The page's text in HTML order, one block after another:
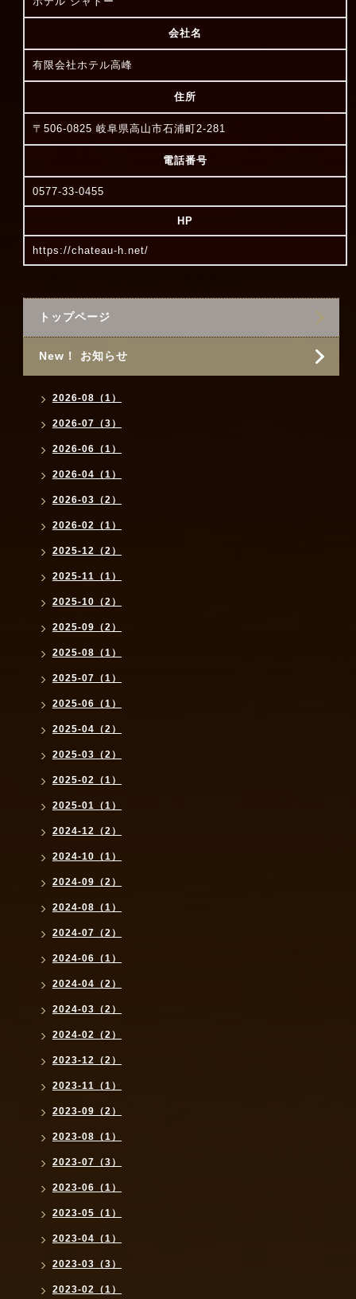
会社名
有限会社ホテル高峰
住所
〒506-0825 岐阜県高山市石浦町2-281
電話番号
0577-33-0455
HP
https://chateau-h.net/
トップページ
New！ お知らせ
2026-08（1）
2026-07（3）
2026-06（1）
2026-04（1）
2026-03（2）
2026-02（1）
2025-12（2）
2025-11（1）
2025-10（2）
2025-09（2）
2025-08（1）
2025-07（1）
2025-06（1）
2025-04（2）
2025-03（2）
2025-02（1）
2025-01（1）
2024-12（2）
2024-10（1）
2024-09（2）
2024-08（1）
2024-07（2）
2024-06（1）
2024-04（2）
2024-03（2）
2024-02（2）
2023-12（2）
2023-11（1）
2023-09（2）
2023-08（1）
2023-07（3）
2023-06（1）
2023-05（1）
2023-04（1）
2023-03（3）
2023-02（1）